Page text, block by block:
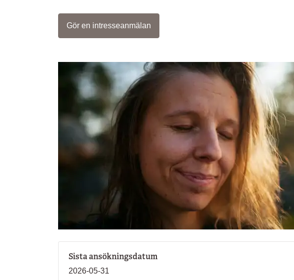
Gör en intresseanmälan
Sista ansökningsdatum
2026-05-31